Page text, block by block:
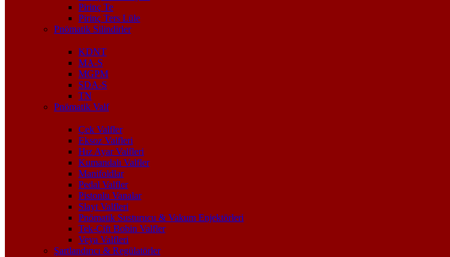
Pirinç Te
Pirinç Ters Lüle
Pnömatik Silindirler
KDNT
MA-S
MGPM
SDA-S
TN
Pnömatik Valf
Çek Valfler
Eksoz Valfleri
Hız Ayar Valfleri
Kumandalı Valfler
Manifoldlar
Pedal Valfler
Pistonlu Vanalar
Slayt Valfleri
Pnömatik Susturucu & Vakum Enjektörleri
Tek-Çift Bobin Valfler
Veya Valfleri
Şartlandırıcı & Regülatörler